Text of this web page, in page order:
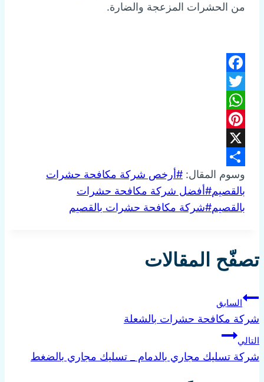
من الحشرات المزعجة والضارة.
Facebook
Twitter
WhatsApp
Pinterest
X
Share
وسوم المقال: #أرخص شركة مكافحة حشرات
بالقصيم#أفضل شركة مكافحة حشرات
بالقصيم#شركة مكافحة حشرات بالقصيم
تصفّح المقالات
السابق
شركة مكافحة حشرات بالشعلة
التالي
شركة تسليك مجاري بالدمام _ تسليك مجاري بالضغط